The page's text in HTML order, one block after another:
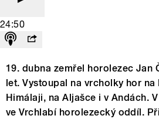
24:50
19. dubna zemřel horolezec Jan
let. Vystoupal na vrcholky hor na
Himálaji, na Aljašce i v Andách.
ve Vrchlabí horolezecký oddíl.